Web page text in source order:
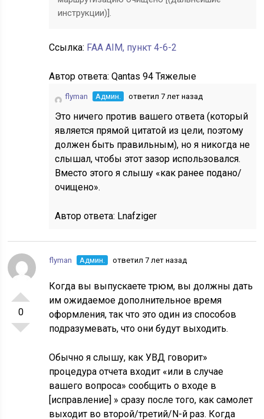
инструкции)].
Ссылка: FAA AIM, пункт 4-6-2
Автор ответа:Qantas 94 Тяжелые
flyman Админ. ответил 7 лет назад
Это ничего против вашего ответа (который
является прямой цитатой из цели, поэтому
должен быть правильным), но я никогда не
слышал, чтобы этот зазор использовался.
Вместо этого я слышу «как ранее подано/
очищено».
Автор ответа: Lnafziger
0
flyman Админ. ответил 7 лет назад
Когда вы выпускаете трюм, вы должны дать
им ожидаемое дополнительное время
оформления, так что это один из способов
подразумевать, что они будут выходить.
Обычно я слышу, как УВД говорит»
процедура отчета входит «или в случае
вашего вопроса» сообщить о входе в
[исправление] » сразу после того, как самолет
выходит во второй/третий/N-й раз. Когда